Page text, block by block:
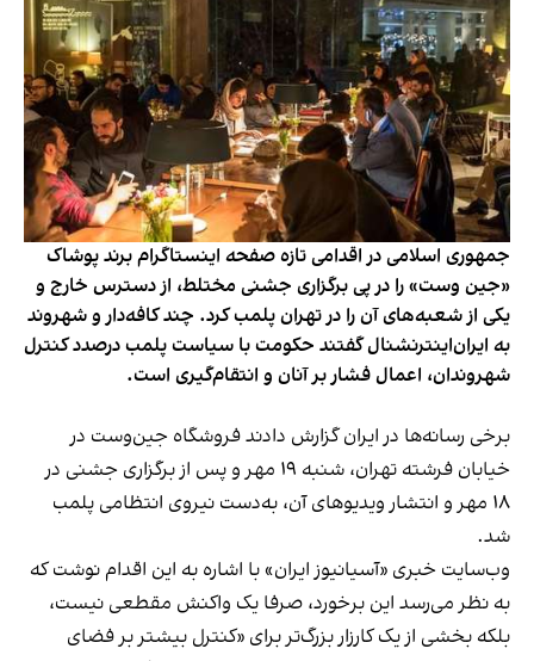
جمهوری اسلامی در اقدامی تازه صفحه اینستاگرام برند پوشاک
«جین وست» را در پی برگزاری جشنی مختلط، از دسترس خارج و
یکی از شعبه‌های آن را در تهران پلمب کرد. چند کافه‌‌دار و شهروند
به ایران‌اینترنشنال گفتند حکومت با سیاست پلمب درصدد کنترل
شهروندان، اعمال فشار بر آنان و انتقام‌گیری است.
برخی رسانه‌ها در ایران گزارش دادند فروشگاه جین‌وست در
خیابان فرشته تهران، شنبه ۱۹ مهر و پس از برگزاری جشنی در
۱۸ مهر و انتشار ویدیوهای آن، به‌دست نیروی انتظامی پلمب
شد.
وب‌سایت خبری «آسیانیوز ایران» با اشاره به این اقدام نوشت که
به نظر می‌رسد این برخورد، صرفا یک واکنش مقطعی نیست،
بلکه بخشی از یک کارزار بزرگ‌تر برای «کنترل بیشتر بر فضای